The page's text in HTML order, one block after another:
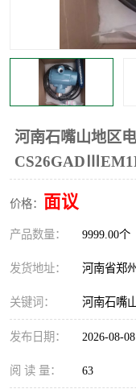
河南石嘴山地区
价格： 面议
产品数量： 9999.00个
发货地址： 河南省郑
关键词： 河南石嘴
发布日期： 2026-08-08
阅 读 量： 63
温度显示控制仪表
流量计